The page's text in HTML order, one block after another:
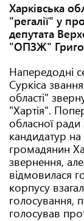
Харківська
"регалії" у
депутата
"ОПЗЖ"
Напередодні
Суркіса
області"
"Хартія".
обласної
кандидатур
громадянин
звернення,
відмовилася
корпусу
голосування,
голосував